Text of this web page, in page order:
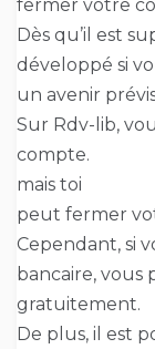
fermer votre
Dès qu’il est
développé si
un avenir
Sur Rdv-lib,
compte.
mais toi
peut fermer
Cependant, si
bancaire, vous
gratuitement.
De plus, il est